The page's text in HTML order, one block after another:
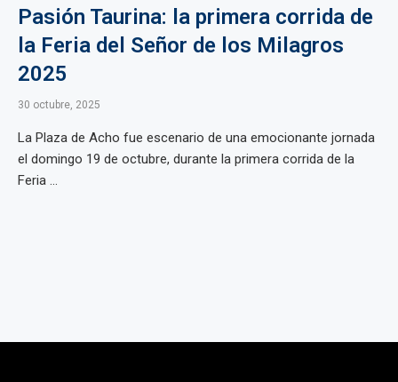
Pasión Taurina: la primera corrida de
la Feria del Señor de los Milagros
2025
30 octubre, 2025
La Plaza de Acho fue escenario de una emocionante jornada
el domingo 19 de octubre, durante la primera corrida de la
Feria ...